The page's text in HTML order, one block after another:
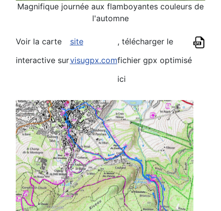
Magnifique journée aux flamboyantes couleurs de
l'automne
Voir la carte
interactive sur
site
visugpx.com
, télécharger le
fichier gpx optimisé
ici